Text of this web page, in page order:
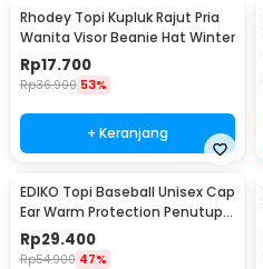
Rhodey Topi Kupluk Rajut Pria
Wanita Visor Beanie Hat Winter
Rp17.700
Rp36.900 53%
+ Keranjang
EDIKO Topi Baseball Unisex Cap
Ear Warm Protection Penutup
Telinga - K515
Rp29.400
Rp54.900 47%